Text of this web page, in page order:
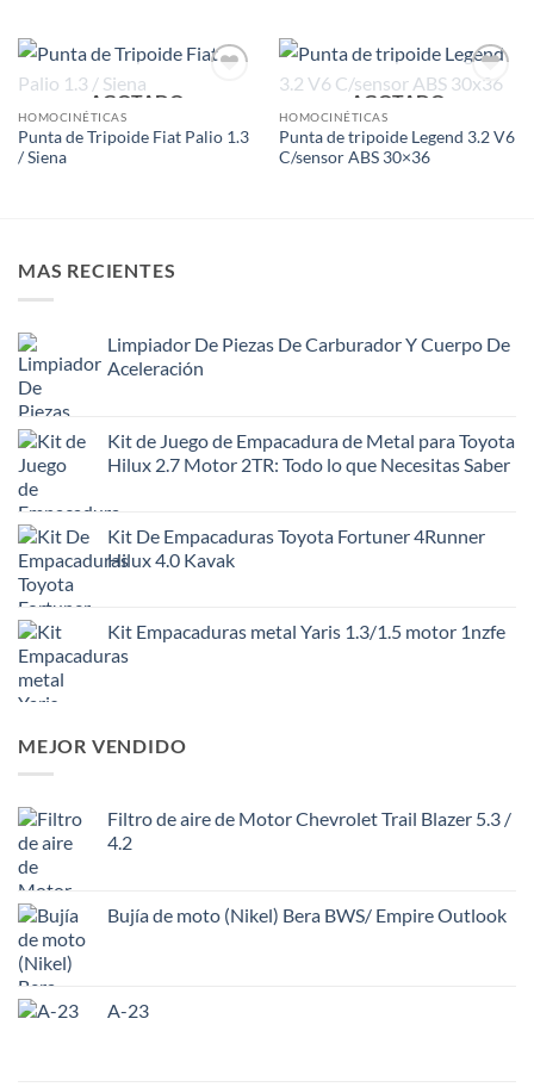
AGOTADO
HOMOCINÉTICAS
Punta de Tripoide Fiat Palio 1.3
/ Siena
AGOTADO
HOMOCINÉTICAS
Punta de tripoide Legend 3.2 V6
C/sensor ABS 30×36
MAS RECIENTES
Limpiador De Piezas De Carburador Y Cuerpo De
Aceleración
Kit de Juego de Empacadura de Metal para Toyota
Hilux 2.7 Motor 2TR: Todo lo que Necesitas Saber
Kit De Empacaduras Toyota Fortuner 4Runner
Hilux 4.0 Kavak
Kit Empacaduras metal Yaris 1.3/1.5 motor 1nzfe
MEJOR VENDIDO
Filtro de aire de Motor Chevrolet Trail Blazer 5.3 /
4.2
Bujía de moto (Nikel) Bera BWS/ Empire Outlook
A-23